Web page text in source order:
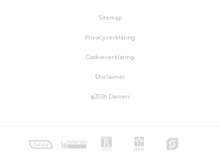
©2026 Damen
Sitemap
Privacyverklaring
Cookieverklaring
Disclaimer